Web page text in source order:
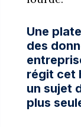
Une
des
régit cet
un sujet
plus